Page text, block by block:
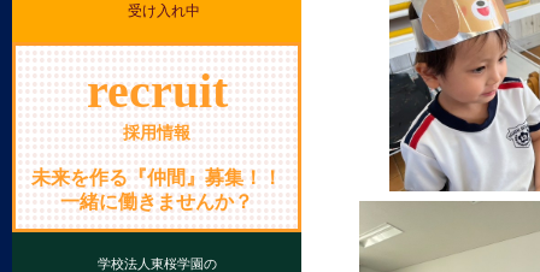
受け入れ中
recruit
採用情報
未来を作る『仲間』募集！！
一緒に働きませんか？
学校法人東桜学園の